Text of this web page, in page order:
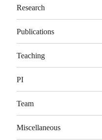
Research
Publications
Teaching
PI
Team
Miscellaneous